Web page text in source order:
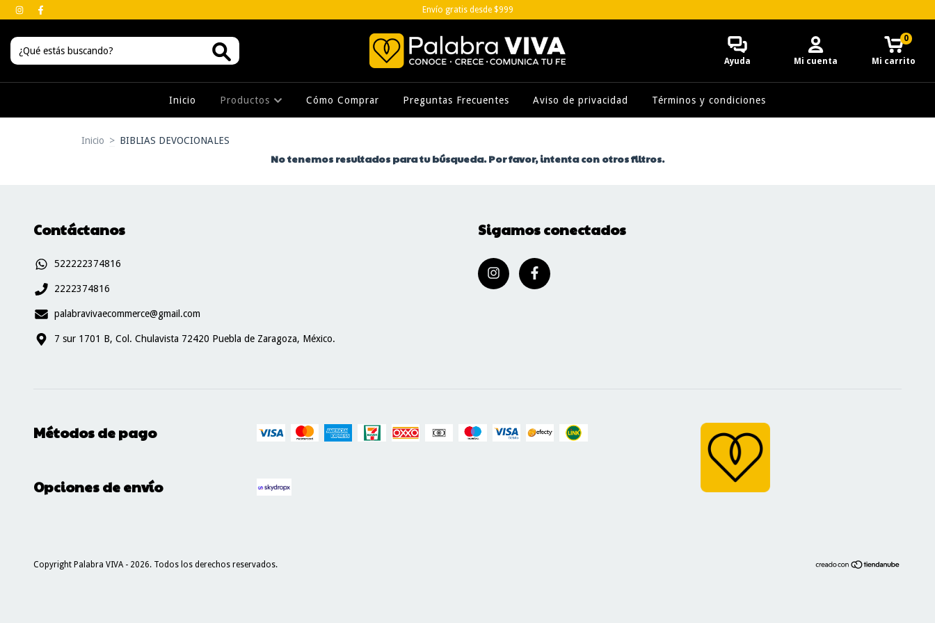
Envío gratis desde $999
Ayuda Mi cuenta Mi carrito
0
Inicio Productos Cómo Comprar Preguntas Frecuentes Aviso de privacidad Términos y condiciones
Inicio > BIBLIAS DEVOCIONALES
No tenemos resultados para tu búsqueda. Por favor, intenta con otros filtros.
Contáctanos
522222374816
2222374816
palabravivaecommerce@gmail.com
7 sur 1701 B, Col. Chulavista 72420 Puebla de Zaragoza, México.
Sigamos conectados
Métodos de pago
Opciones de envío
Copyright Palabra VIVA - 2026. Todos los derechos reservados.